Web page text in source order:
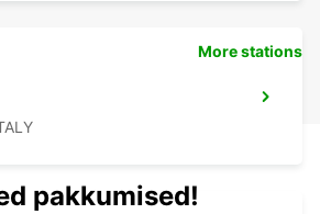
More stations
pakkumised!